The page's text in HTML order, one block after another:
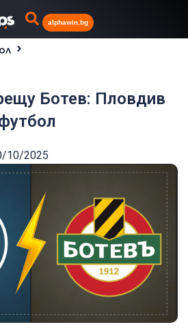
alphawin.bg
Ботев: Пловдив
10/2025